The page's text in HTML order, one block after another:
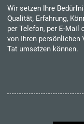
Wir setzen Ihre
Qualität, Erfahrung,
per Telefon, per E-Mail
von Ihren persönlichen
Tat umsetzen können.